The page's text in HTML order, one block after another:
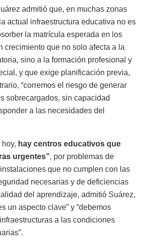
admitió que, en muchas zonas
actual infraestructura educativa no es
la matrícula esperada en los
crecimiento que no solo afecta a la
sino a la formación profesional y
y que exige planificación previa,
“corremos el riesgo de generar
sobrecargados, sin capacidad
a las necesidades del
hay centros educativos que
urgentes”, por problemas de
que no cumplen con las
necesarias y de deficiencias
del aprendizaje, admitió Suárez,
un aspecto clave” y “debemos
a las condiciones